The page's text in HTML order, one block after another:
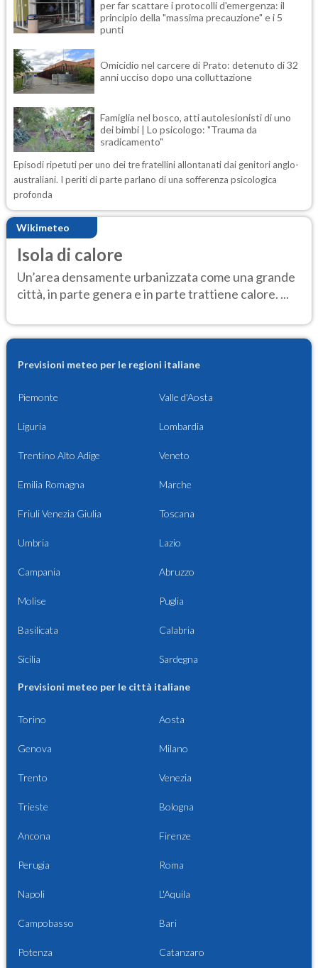
per far scattare i protocolli d'emergenza: il
principio della "massima precauzione" e i 5
punti
Omicidio nel carcere di Prato: detenuto di 32
anni ucciso dopo una colluttazione
Famiglia nel bosco, atti autolesionisti di uno
dei bimbi | Lo psicologo: "Trauma da
sradicamento"
Episodi ripetuti per uno dei tre fratellini allontanati dai genitori anglo-
australiani. I periti di parte parlano di una sofferenza psicologica
profonda
Wikimeteo
Isola di calore
Un’area densamente urbanizzata come una grande
città, in parte genera e in parte trattiene calore. ...
Previsioni meteo per le regioni italiane
Piemonte Valle d'Aosta
Liguria Lombardia
Trentino Alto Adige Veneto
Emilia Romagna Marche
Friuli Venezia Giulia Toscana
Umbria Lazio
Campania Abruzzo
Molise Puglia
Basilicata Calabria
Sicilia Sardegna
Previsioni meteo per le città italiane
Torino Aosta
Genova Milano
Trento Venezia
Trieste Bologna
Ancona Firenze
Perugia Roma
Napoli L'Aquila
Campobasso Bari
Potenza Catanzaro